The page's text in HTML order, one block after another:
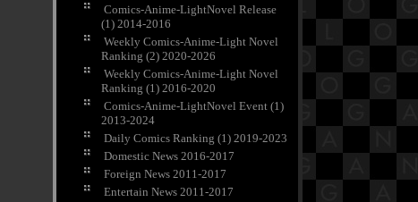
Comics-Anime-LightNovel Release
(1) 2014-2016
Weekly Comics-Anime-Light Novel
Ranking (2) 2020-2026
Weekly Comics-Anime-Light Novel
Ranking (1) 2016-2020
Comics-Anime-LightNovel Event (1)
2013-2024
Daily Comics Ranking (1) 2019-2023
Domestic News 2016-2017
Foreign News 2011-2017
Entertain News 2011-2017